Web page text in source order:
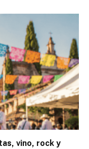
vino, rock y